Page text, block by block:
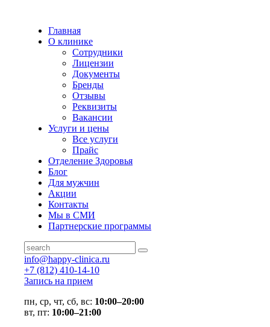
Главная
О клинике
Сотрудники
Лицензии
Документы
Бренды
Отзывы
Реквизиты
Вакансии
Услуги и цены
Все услуги
Прайс
Отделение Здоровья
Блог
Для мужчин
Акции
Контакты
Мы в СМИ
Партнерские программы
info@happy-clinica.ru
+7 (812) 410-14-10
Запись на прием
пн, ср, чт, сб, вс: 10:00–20:00
вт, пт: 10:00–21:00